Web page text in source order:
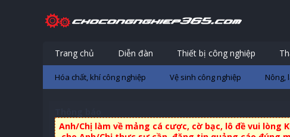
Anh/Chị làm về mảng cá cược, cờ bạc, lô đề vui lòng
Trang chủ Diễn đàn Thiết bị công nghiệp
Hóa chất, khí công nghiệp Vệ sinh công nghiệp Nông,